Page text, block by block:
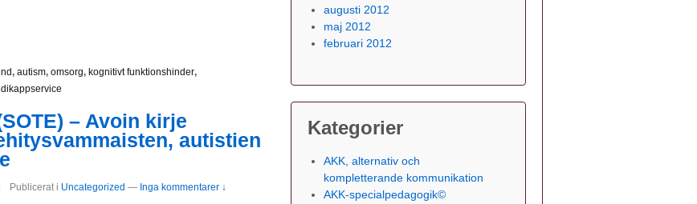
, autism, omsorg, kognitivt funktionshinder,
– Avoin kirje
autistien
Publicerat i Uncategorized — Inga kommentarer ↓
augusti 2012
maj 2012
februari 2012
Kategorier
AKK, alternativ och
kompletterande kommunikation
AKK-specialpedagogik©